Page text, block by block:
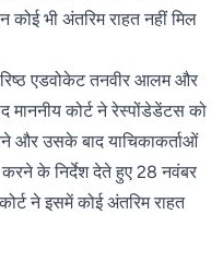
कोई भी अंतरिम राहत नहीं मिल
एडवोकेट तनवीर आलम और
माननीय कोर्ट ने रेस्पोंडेडेंटस को
और उसके बाद याचिकाकर्ताओं
करने के निर्देश देते हुए 28 नवंबर
ने इसमें कोई अंतरिम राहत